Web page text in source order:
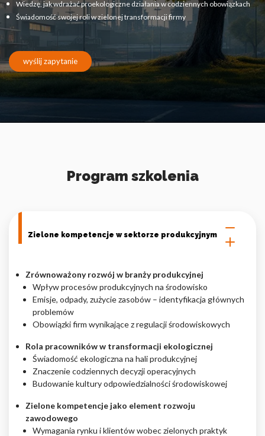
Wiedzę, jak wdrażać proekologiczne działania w codziennych obowiązkach
Świadomość swojej roli w zielonej transformacji firmy
wyślij zapytanie
Program szkolenia
Zielone kompetencje w sektorze produkcyjnym
Zrównoważony rozwój w branży produkcyjnej
Wpływ procesów produkcyjnych na środowisko
Emisje, odpady, zużycie zasobów – identyfikacja głównych
problemów
Obowiązki firm wynikające z regulacji środowiskowych
Rola pracowników w transformacji ekologicznej
Świadomość ekologiczna na hali produkcyjnej
Znaczenie codziennych decyzji operacyjnych
Budowanie kultury odpowiedzialności środowiskowej
Zielone kompetencje jako element rozwoju
zawodowego
Wymagania rynku i klientów wobec zielonych praktyk
zapamiętanie informacji, które zmieniają wygląd lub
funkcjonowanie strony, np. preferowany język lub region, w
którym znajduje się użytkownik.
Statystyka
internetowych zrozumieć, w jaki sposób różni użytkownicy
Marketingowe pliki cookie stosowane są w celu śledzenia
wydawców i reklamodawców strony trzeciej.
Nieklasyfikowane pliki cookie, to pliki, które są w procesie
klasyfikowania, wraz z dostawcami poszczególnych ciasteczek.
Zapisz moje preferencje
Akceptuj wszystko